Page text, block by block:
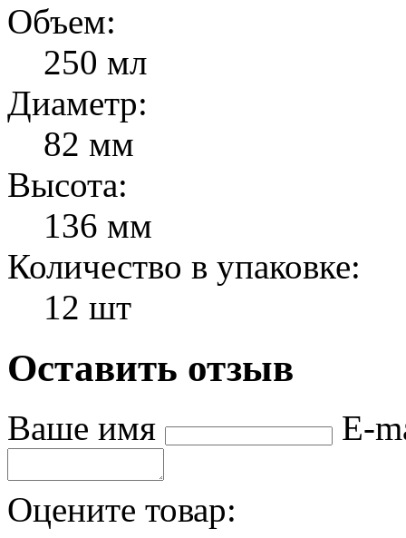
Объем:
250 мл
Диаметр:
82 мм
Высота:
136 мм
Количество в упаковке:
12 шт
Оставить отзыв
Ваше имя E-
Оцените товар: